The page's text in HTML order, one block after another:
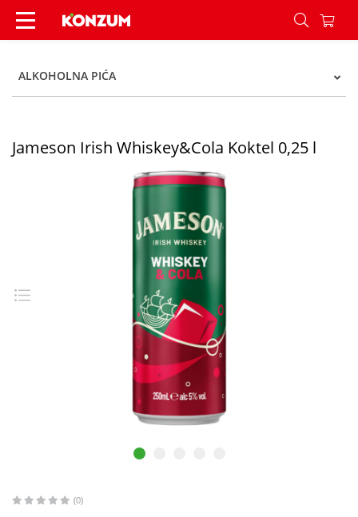
Jameson Irish Whiskey&Cola Koktel 0,25 l -
ALKOHOLNA PIĆA
Jameson Irish Whiskey&Cola Koktel 0,25 l
(0)